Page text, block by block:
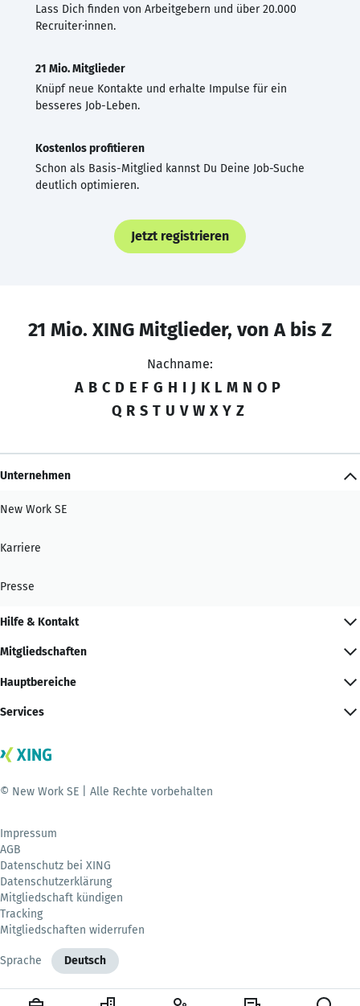
Lass Dich finden von Arbeitgebern und über 20.000
Recruiter·innen.
21 Mio. Mitglieder
Knüpf neue Kontakte und erhalte Impulse für ein
besseres Job-Leben.
Kostenlos profitieren
Schon als Basis-Mitglied kannst Du Deine Job-Suche
deutlich optimieren.
Jetzt registrieren
21 Mio. XING Mitglieder, von A bis Z
Nachname:
A B C D E F G H I J K L M N O P
Q R S T U V W X Y Z
Unternehmen
New Work SE
Karriere
Presse
Hilfe & Kontakt
Mitgliedschaften
Hauptbereiche
Services
© New Work SE | Alle Rechte vorbehalten
Impressum
AGB
Datenschutz bei XING
Datenschutzerklärung
Mitgliedschaft kündigen
Tracking
Mitgliedschaften widerrufen
Sprache Deutsch